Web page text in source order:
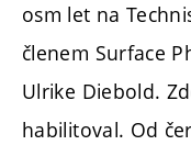
osm let na
členem Surface
Ulrike Diebold.
habilitoval. Od